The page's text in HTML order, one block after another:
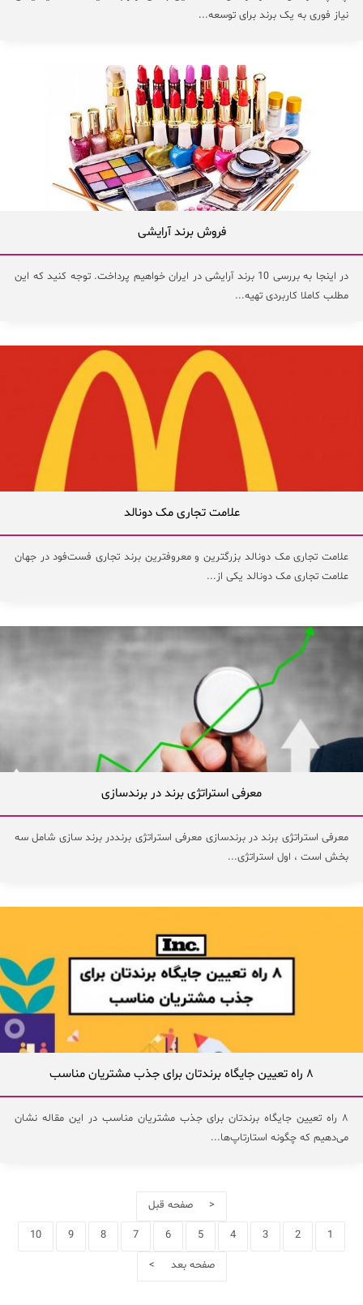
نیاز فوری به یک برند برای توسعه...
فروش برند آرایشی
در اینجا به بررسی 10 برند آرایشی در ایران خواهیم پرداخت. توجه کنید که این
مطلب کاملا کاربردی تهیه...
علامت تجاری مک دونالد
علامت تجاری مک دونالد بزرگترین و معروفترین برند تجاری فست‌فود در جهان
علامت تجاری مک دونالد یکی از...
معرفی استراتژی برند در برندسازی
معرفی استراتژی برند در برندسازی معرفی استراتژی برنددر برند سازی شامل سه
بخش است ، اول استراتژی...
۸ راه تعیین جایگاه برندتان برای جذب مشتریان مناسب
۸ راه تعیین جایگاه برندتان برای جذب مشتریان مناسب در این مقاله نشان
می‌دهیم که چگونه استارتاپ‌ها...
< صفحه قبل
1
2
3
4
5
6
7
8
9
10
صفحه بعد >